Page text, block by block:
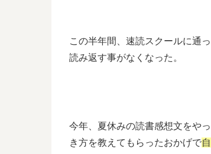
この半年間、速読スクールに通
読み返す事がなくなった。
今年、夏休みの読書感想文をや
き方を教えてもらったおかげで